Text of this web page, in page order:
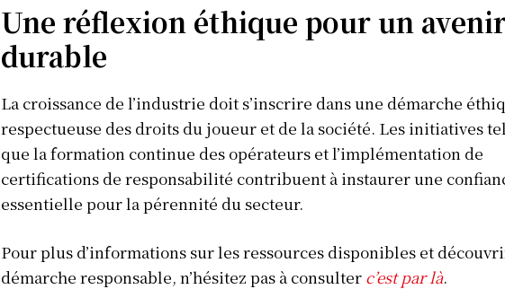
S'ABONNER Asie
Une réflexion éthique pour un
durable
La croissance de l’industrie doit s’inscrire dans une démarche
respectueuse des droits du joueur et de la société. Les initiatives
que la formation continue des opérateurs et l’implémentation de
certifications de responsabilité contribuent à instaurer une
essentielle pour la pérennité du secteur.
Pour plus d’informations sur les ressources disponibles et
démarche responsable, n’hésitez pas à consulter c’est par là.